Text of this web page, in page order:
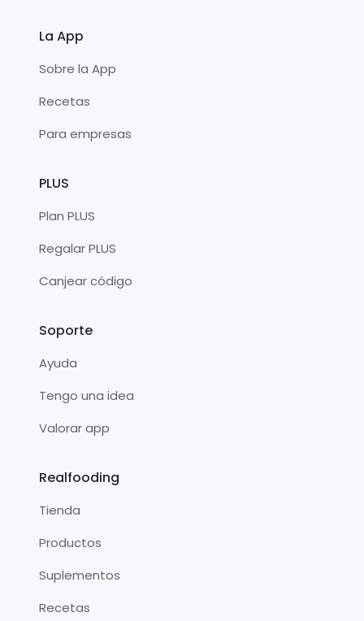
La App
Sobre la App
Recetas
Para empresas
PLUS
Plan PLUS
Regalar PLUS
Canjear código
Soporte
Ayuda
Tengo una idea
Valorar app
Realfooding
Tienda
Productos
Suplementos
Recetas